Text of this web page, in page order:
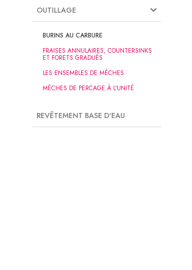
OUTILLAGE
BURINS AU CARBURE
FRAISES ANNULAIRES, COUNTERSINKS
ET FORETS GRADUÉS
LES ENSEMBLES DE MÈCHES
MÈCHES DE PERCAGE À L'UNITÉ
REVÊTEMENT BASE D'EAU